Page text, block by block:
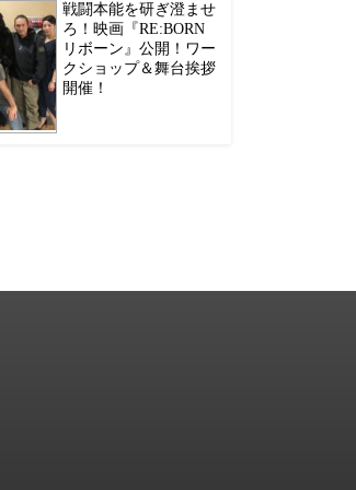
戦闘本能を研ぎ澄ませ
ろ！映画『RE:BORN
リボーン』公開！ワー
クショップ＆舞台挨拶
開催！